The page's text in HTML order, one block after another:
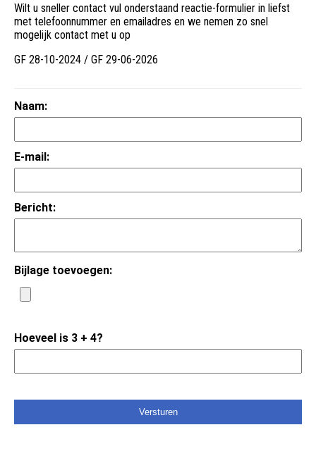
Wilt u sneller contact vul onderstaand reactie-formulier in liefst
met telefoonnummer en emailadres en we nemen zo snel
mogelijk contact met u op
GF 28-10-2024 / GF 29-06-2026